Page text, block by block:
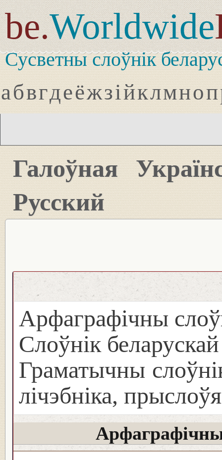
be.Worldwide
Сусветны слоўнік
абвгдеёжзійклмноп
Галоўная
Русский
Арфаграфічны
Слоўнік
Граматычны
лічэбніка, прыслоўя